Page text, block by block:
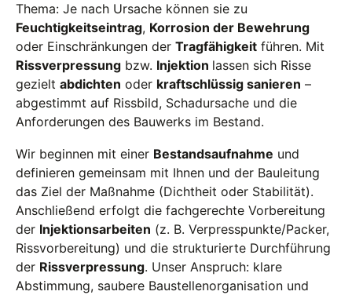
Thema: Je nach Ursache können sie zu
Feuchtigkeitseintrag, Korrosion der Bewehrung
oder Einschränkungen der Tragfähigkeit führen. Mit
Rissverpressung bzw. Injektion lassen sich Risse
gezielt abdichten oder kraftschlüssig sanieren –
abgestimmt auf Rissbild, Schadursache und die
Anforderungen des Bauwerks im Bestand.
Wir beginnen mit einer Bestandsaufnahme und
definieren gemeinsam mit Ihnen und der Bauleitung
das Ziel der Maßnahme (Dichtheit oder Stabilität).
Anschließend erfolgt die fachgerechte Vorbereitung
der Injektionsarbeiten (z. B. Verpresspunkte/Packer,
Rissvorbereitung) und die strukturierte Durchführung
der Rissverpressung. Unser Anspruch: klare
Abstimmung, saubere Baustellenorganisation und